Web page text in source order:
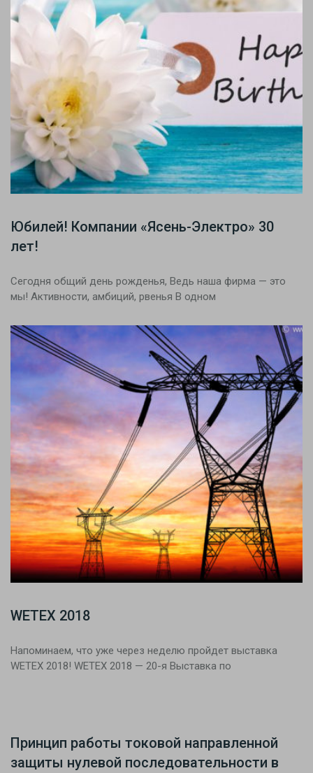
Юбилей! Компании «Ясень-Электро» 30
лет!
Сегодня общий день рожденья, Ведь наша фирма — это
мы! Активности, амбиций, рвенья В одном
WETEX 2018
Напоминаем, что уже через неделю пройдет выставка
WETEX 2018! WETEX 2018 — 20-я Выставка по
Принцип работы токовой направленной
защиты нулевой последовательности в